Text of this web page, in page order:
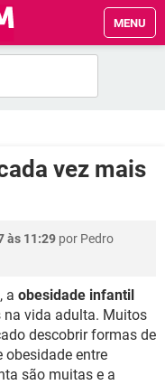
MENU
vez mais
às 11:29 por Pedro
a obesidade infantil
na vida adulta. Muitos
descobrir formas de
obesidade entre
são muitas e a